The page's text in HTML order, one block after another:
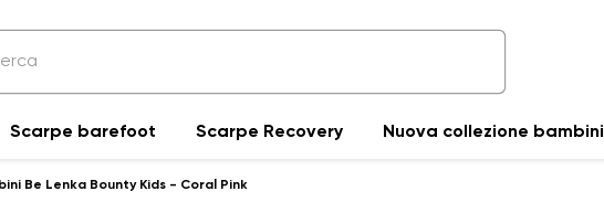
Scarpe barefoot Scarpe Recovery Nuova collezione bambini
Be Lenka Bounty Kids - Coral Pink